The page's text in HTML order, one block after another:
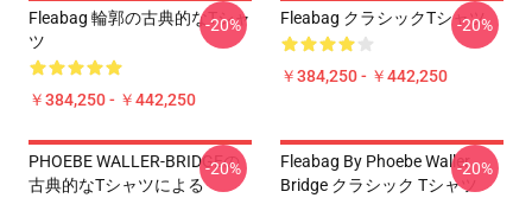
Fleabag 輪郭の古典的なTシャ
ツ
￥384,250 - ￥442,250
-20% Fleabag クラシックTシャツ
￥384,250 - ￥442,250
-20%
PHOEBE WALLER-BRIDGEの
古典的なTシャツによる
-20%
Fleabag By Phoebe Waller
Bridge クラシック Tシャツ
-20%